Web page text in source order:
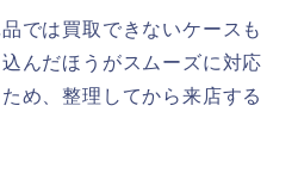
では買取できないケースも
んだほうがスムーズに対応
め、整理してから来店する